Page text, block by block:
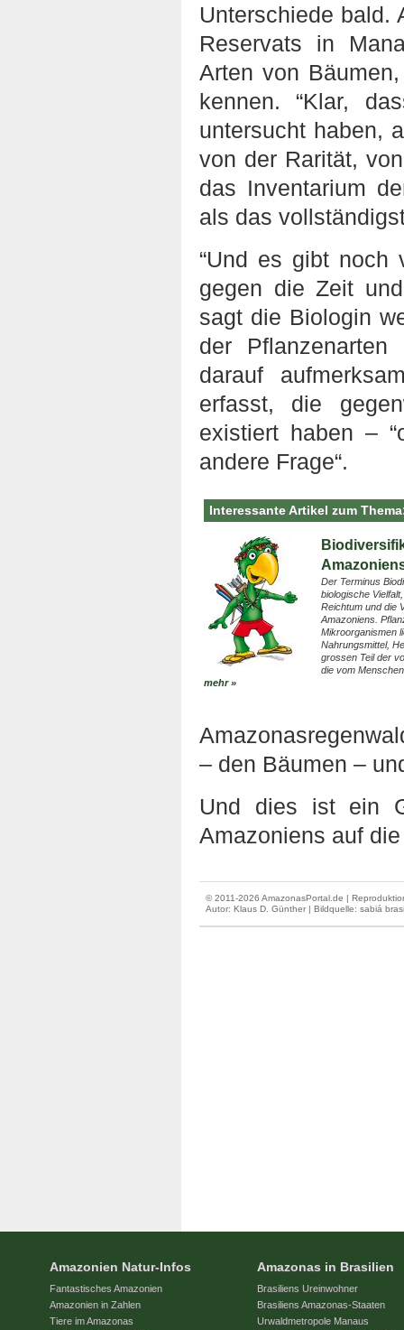
Unterschiede bald.
Reservats in
Arten von
kennen. “Klar,
untersucht haben,
von der Rarität,
das Inventarium
als das
“Und es gibt noch
gegen die Zeit
sagt die Biologin
der
darauf
erfasst, die
existiert haben –
andere Frage“.
Interessante Artikel zum
Der Terminus
biologische
Reichtum und die
Amazoniens.
Mikroorganismen
Nahrungsmittel,
grossen Teil der
die vom
mehr »
– den Bäumen –
Und dies ist ein
Amazoniens auf
© 2011-2026 AmazonasPortal.de |
Autor: Klaus D. Günther | Bildquelle: sabiá
Amazonien Natur-Infos
Fantastisches Amazonien
Amazonien in Zahlen
Tiere im Amazonas
Amazonas in Brasilien
Brasiliens Ureinwohner
Brasiliens Amazonas-Staaten
Urwaldmetropole Manaus